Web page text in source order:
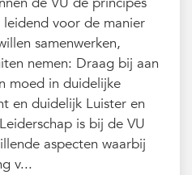
voor de manier
samenwerken,
nemen: Draag bij aan
moed in duidelijke
en duidelijk Luister en
is bij de VU
aspecten waarbij
v...